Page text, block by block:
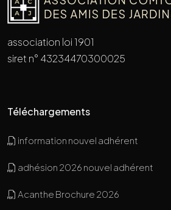
association loi 1901
siret n° 43234470300025
Téléchargements
information nouvel adhérent
adhésion 2026 nouvel adhérent
Acanthe Brochure 2026